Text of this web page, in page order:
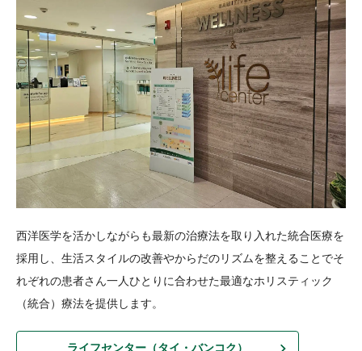
西洋医学を活かしながらも最新の治療法を取り入れた統合医療を
採用し、生活スタイルの改善やからだのリズムを整えることでそ
れぞれの患者さん一人ひとりに合わせた最適なホリスティック
（統合）療法を提供します。
ライフセンター（タイ・バンコク）